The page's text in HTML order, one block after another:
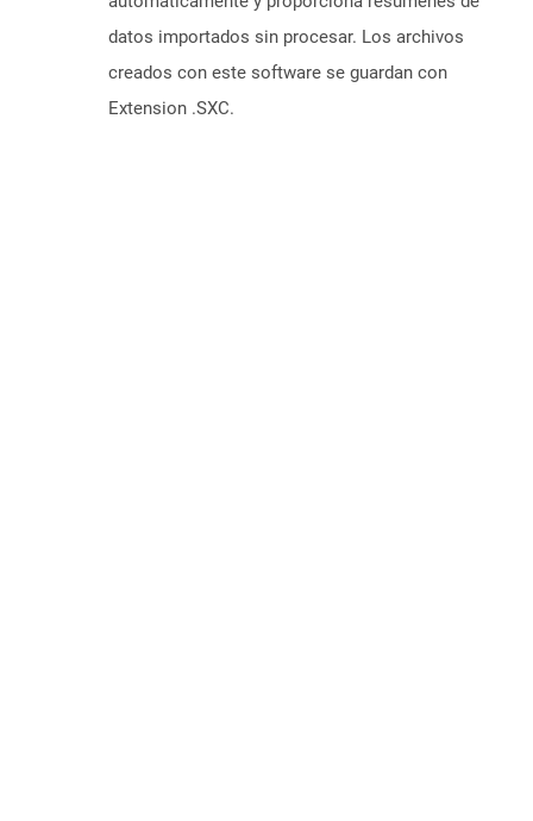
datos importados sin procesar. Los archivos
creados con este software se guardan con
Extension .SXC.